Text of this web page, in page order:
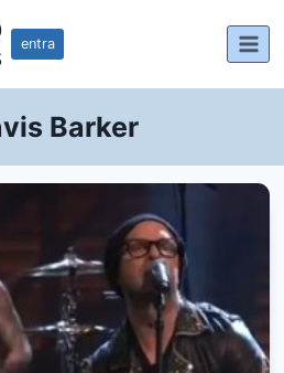
entra
Barker